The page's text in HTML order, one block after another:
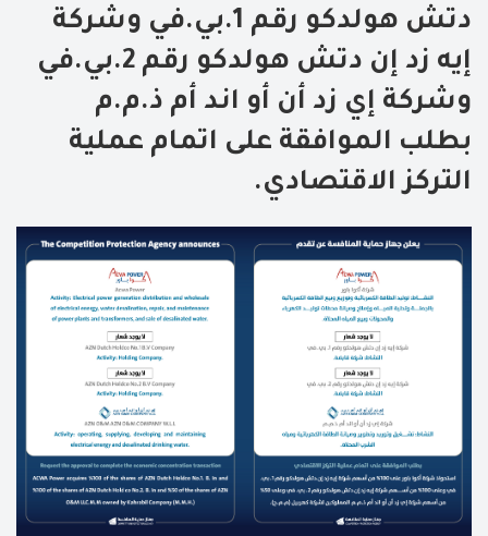
دتش هولدكو رقم 1.بي.في وشركة
إيه زد إن دتش هولدكو رقم 2.بي.في
وشركة إي زد أن أو اند أم ذ.م.م
بطلب الموافقة على اتمام عملية
التركز الاقتصادي.